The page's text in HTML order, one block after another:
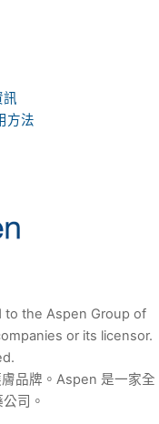
訊
方法
to the Aspen Group of
or its licensor.
品牌。Aspen 是一家全
司。